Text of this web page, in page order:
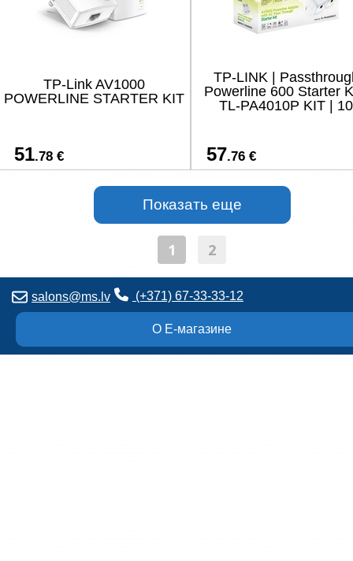
TP-Link AV1000
POWERLINE STARTER KIT
51.78 €
TP-LINK |
Powerline 600 Starter
TL-PA4010P KIT | 10
57.76 €
1 2
salons@ms.lv (+371) 67-33-33-12